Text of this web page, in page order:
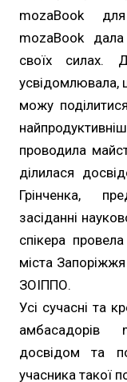
mozaBook
mozaBook дала
своїх
усвідомлювала,
можу
проводила
ділилася
Грінченка,
засіданні
спікера
міста Запоріжжя
ЗОІППО.
Усі сучасні та
амбасадорів
досвідом та
учасника такої